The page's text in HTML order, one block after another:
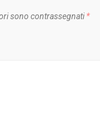
sono contrassegnati *